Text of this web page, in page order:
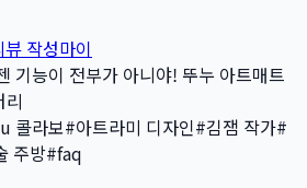
뷰 작성마이
기능이 전부가 아니야! 뚜누 아트매트
리
콜라보#아트라미 디자인#김잼 작가#
주방#faq